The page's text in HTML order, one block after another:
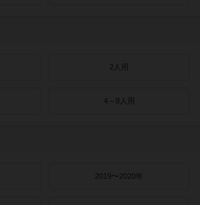
2人用
4～8人用
2019〜2020年